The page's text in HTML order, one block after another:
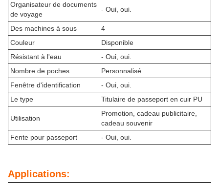
Organisateur de documents
de voyage
- Oui, oui.
Des machines à sous
4
Couleur
Disponible
Résistant à l'eau
- Oui, oui.
Nombre de poches
Personnalisé
Fenêtre d'identification
- Oui, oui.
Le type
Titulaire de passeport en cuir PU
Utilisation
Promotion, cadeau publicitaire,
cadeau souvenir
Fente pour passeport
- Oui, oui.
Applications: